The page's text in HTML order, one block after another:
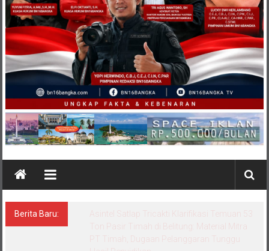
Berita Baru:
Berkaitan dengan PT GML Polda Babel Mulai
Periksa Kades Dalil, ALMASTER Minta
Delapan Kades Lain Ikut Dipanggil